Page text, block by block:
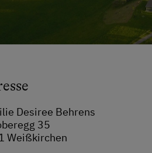
Desiree Behrens
35
Weißkirchen